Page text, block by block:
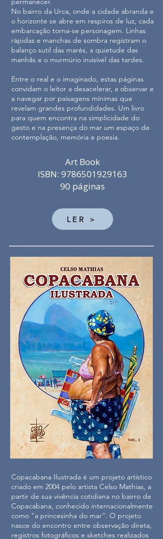
No bairro da Urca, onde a cidade abranda e
o horizonte se abre em respiros de luz, cada
embarcação torna-se personagem. Linhas
rápidas e manchas de sombra registram o
balanço sutil das marés, a quietude das
manhãs e o murmúrio invisível das tardes.
Entre o real e o imaginado, estas páginas
convidam o leitor a desacelerar, a observar e
a navegar por paisagens mínimas que
revelam grandes profundidades. Um livro
para quem encontra na simplicidade do
gesto e na presença do mar um espaço de
contemplação, memória e poesia.
Art Book
ISBN: 9786501929163
90 páginas
LER >
Copacabana Ilustrada é um projeto artístico
criado em 2004 pelo artista Celso Mathias, a
partir de sua vivência cotidiana no bairro de
Copacabana, conhecido internacionalmente
como “a princesinha do mar”. O projeto
nasce do encontro entre observação direta,
registros fotográficos e sketches realizados